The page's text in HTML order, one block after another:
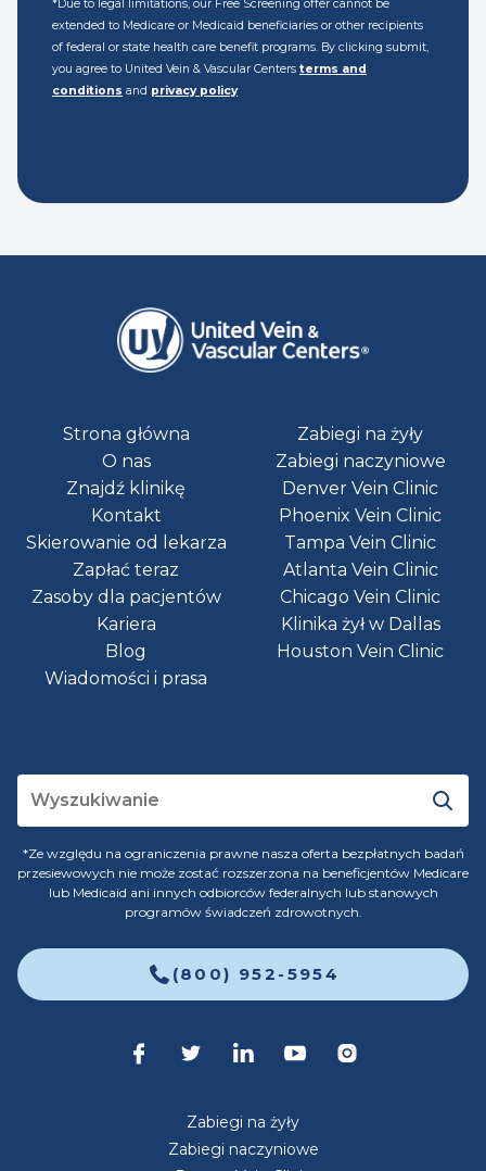
*Due to legal limitations, our Free Screening offer cannot be
extended to Medicare or Medicaid beneficiaries or other recipients
of federal or state health care benefit programs. By clicking submit,
you agree to United Vein & Vascular Centers terms and
conditions and privacy policy
Strona główna
O nas
Znajdź klinikę
Kontakt
Skierowanie od lekarza
Zapłać teraz
Zasoby dla pacjentów
Kariera
Blog
Wiadomości i prasa
Zabiegi na żyły
Zabiegi naczyniowe
Denver Vein Clinic
Phoenix Vein Clinic
Tampa Vein Clinic
Atlanta Vein Clinic
Chicago Vein Clinic
Klinika żył w Dallas
Houston Vein Clinic
*Ze względu na ograniczenia prawne nasza oferta bezpłatnych badań
przesiewowych nie może zostać rozszerzona na beneficjentów Medicare
lub Medicaid ani innych odbiorców federalnych lub stanowych
programów świadczeń zdrowotnych.
(800) 952-5954
Zabiegi na żyły
Zabiegi naczyniowe